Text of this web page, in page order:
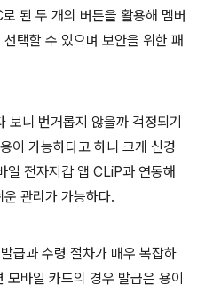
된 두 개의 버튼을 활용해 멤버
택할 수 있으며 보안을 위한 패
보니 번거롭지 않을까 걱정되기
이 가능하다고 하니 크게 신경
일 전자지갑 앱 CLiP과 연동해
관리가 가능하다.
급과 수령 절차가 매우 복잡하
바일 카드의 경우 발급은 용이